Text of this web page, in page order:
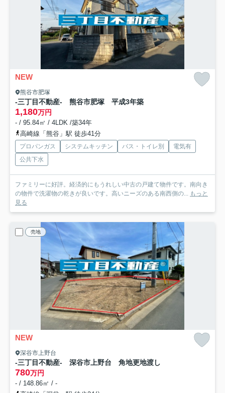
NEW
熊谷市肥塚
-三丁目不動産- 熊谷市肥塚 平成3年築
1,180万円
- / 95.84㎡ / 4LDK /築34年
高崎線「熊谷」駅 徒歩41分
プロパンガス システムキッチン バス・トイレ別
電気有
公共下水
ファミリーに好評。経済的にもうれしい中古の戸建て物件です。南向き
の物件で洗濯物の乾きが良いです。高いニーズのある南西側の... もっと
見る
売地
NEW
深谷市上野台
-三丁目不動産- 深谷市上野台 角地更地渡し
780万円
- / 148.86㎡ / -